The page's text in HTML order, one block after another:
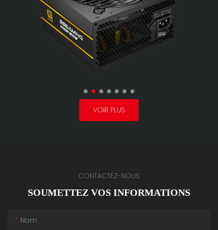
VOIR PLUS
CONTACTEZ-NOUS
SOUMETTEZ VOS INFORMATIONS
Nom